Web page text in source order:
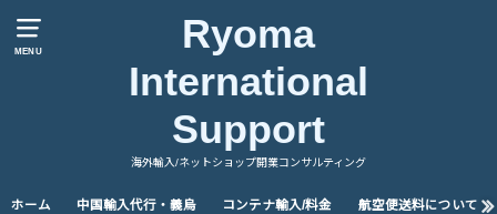
MENU
Ryoma
International
Support
海外輸入/ネットショップ開業コンサルティング
ホーム 中国輸入代行・義烏 コンテナ輸入/料金 航空便送料について